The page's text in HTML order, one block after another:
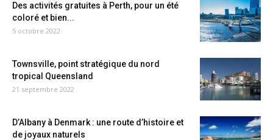
Des activités gratuites à Perth, pour un été
coloré et bien...
5 octobre 2022
Townsville, point stratégique du nord
tropical Queensland
21 septembre 2022
D’Albany à Denmark : une route d’histoire et
de joyaux naturels